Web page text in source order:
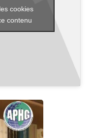
rondes
publiés
cookies
contenu